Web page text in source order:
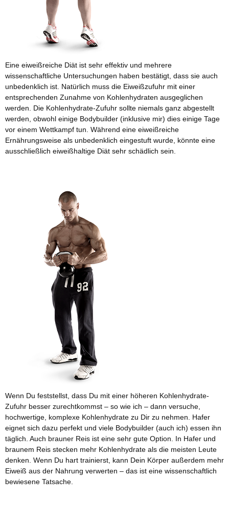
Eine eiweißreiche Diät ist sehr effektiv und mehrere
wissenschaftliche Untersuchungen haben bestätigt, dass sie auch
unbedenklich ist. Natürlich muss die Eiweißzufuhr mit einer
entsprechenden Zunahme von Kohlenhydraten ausgeglichen
werden. Die Kohlenhydrate-Zufuhr sollte niemals ganz abgestellt
werden, obwohl einige Bodybuilder (inklusive mir) dies einige Tage
vor einem Wettkampf tun. Während eine eiweißreiche
Ernährungsweise als unbedenklich eingestuft wurde, könnte eine
ausschließlich eiweißhaltige Diät sehr schädlich sein.
Wenn Du feststellst, dass Du mit einer höheren Kohlenhydrate-
Zufuhr besser zurechtkommst – so wie ich – dann versuche,
hochwertige, komplexe Kohlenhydrate zu Dir zu nehmen. Hafer
eignet sich dazu perfekt und viele Bodybuilder (auch ich) essen ihn
täglich. Auch brauner Reis ist eine sehr gute Option. In Hafer und
braunem Reis stecken mehr Kohlenhydrate als die meisten Leute
denken. Wenn Du hart trainierst, kann Dein Körper außerdem mehr
Eiweiß aus der Nahrung verwerten – das ist eine wissenschaftlich
bewiesene Tatsache.